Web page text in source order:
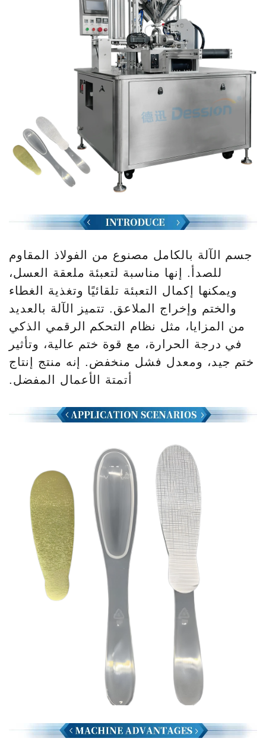
جسم الآلة بالكامل مصنوع من الفولاذ المقاوم
للصدأ. إنها مناسبة لتعبئة ملعقة العسل،
ويمكنها إكمال التعبئة تلقائيًا وتغذية الغطاء
والختم وإخراج الملاعق. تتميز الآلة بالعديد
من المزايا، مثل نظام التحكم الرقمي الذكي
في درجة الحرارة، مع قوة ختم عالية، وتأثير
ختم جيد، ومعدل فشل منخفض. إنه منتج إنتاج
أتمتة الأعمال المفضل.